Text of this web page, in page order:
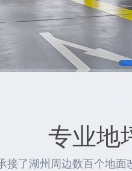
专业地
接了湖州周边数百个地面